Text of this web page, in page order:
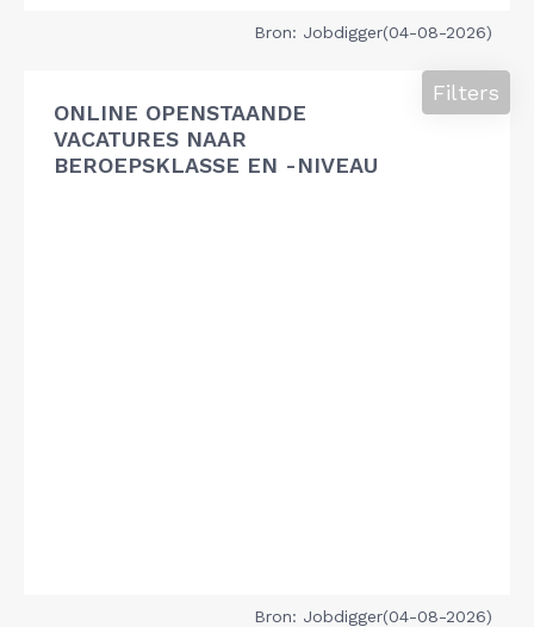
Bron: Jobdigger(04-08-2026)
ONLINE OPENSTAANDE
VACATURES NAAR
BEROEPSKLASSE EN -NIVEAU
Filters
Bron: Jobdigger(04-08-2026)